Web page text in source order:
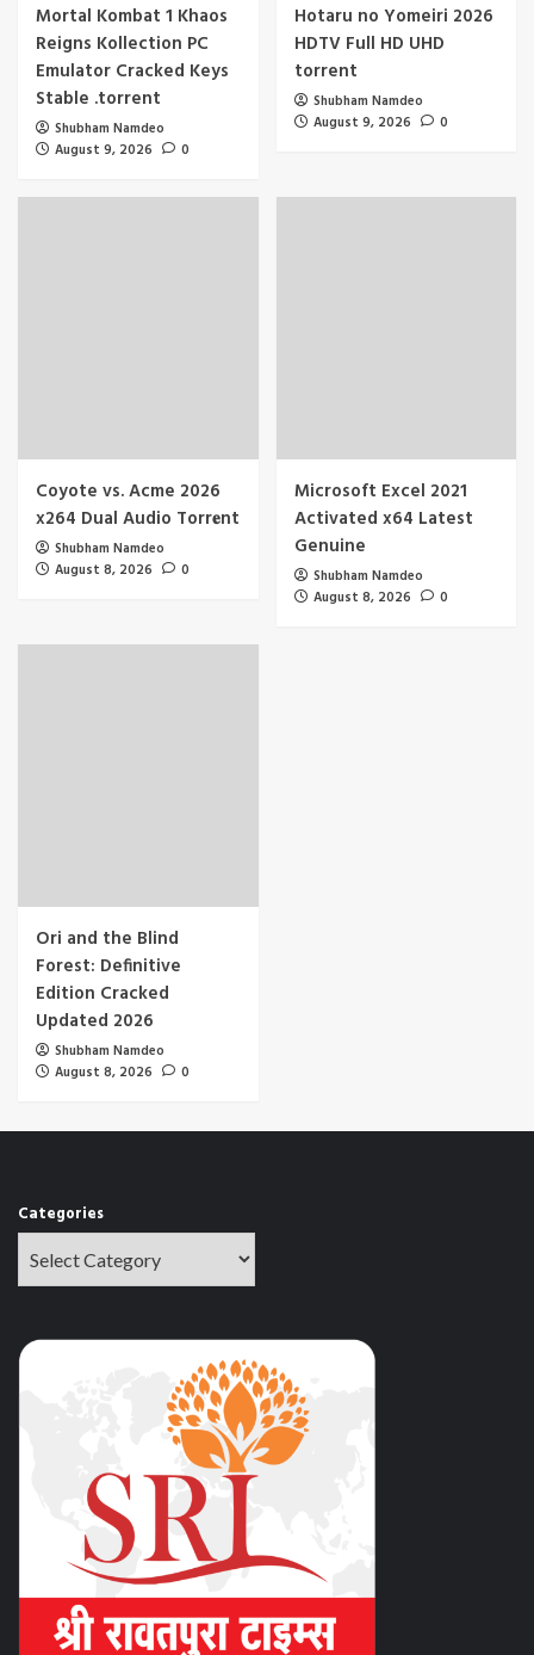
Mortal Kombat 1 Khaos
Reigns Kollection PC
Emulator Cracked Keys
Stable .torrent
Shubham Namdeo
August 9, 2026
0
Hotaru no Yomeiri 2026
HDTV Full HD UHD
torrent
Shubham Namdeo
August 9, 2026
0
Coyote vs. Acme 2026
x264 Dual Audio Torr𝐞nt
Shubham Namdeo
August 8, 2026
0
Microsoft Excel 2021
Activated x64 Latest
Genuine
Shubham Namdeo
August 8, 2026
0
Ori and the Blind
Forest: Definitive
Edition Cracked
Updated 2026
Shubham Namdeo
August 8, 2026
0
Categories